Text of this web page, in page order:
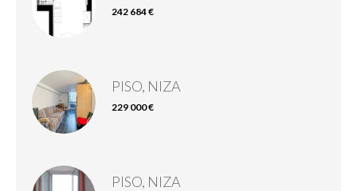
242 684 €
PISO, NIZA
229 000 €
PISO, NIZA